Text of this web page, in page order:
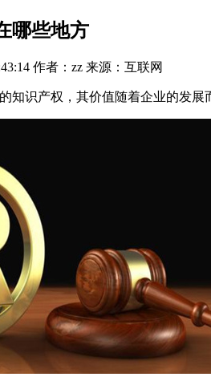
哪些地方
作者：zz 来源：互联网
识产权，其价值随着企业的发展